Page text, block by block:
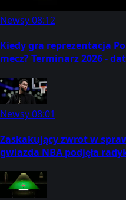
Newsy08:12
Kiedy gra reprezentacja
mecz? Terminarz 2026 -
Newsy08:01
Zaskakujący zwrot w
gwiazda NBA podjęła